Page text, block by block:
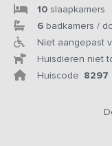
10 slaapkamers
6 badkamers /
Niet aangepast
Huisdieren niet
Huiscode: 8297